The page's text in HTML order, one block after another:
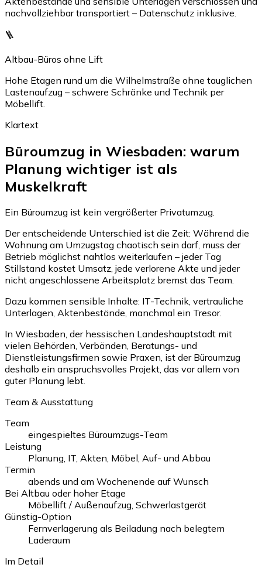
nachvollziehbar transportiert – Datenschutz inklusive.
🪜
Altbau-Büros ohne Lift
Hohe Etagen rund um die Wilhelmstraße ohne tauglichen
Lastenaufzug – schwere Schränke und Technik per
Möbellift.
Klartext
Büroumzug in Wiesbaden: warum
Planung wichtiger ist als
Muskelkraft
Ein Büroumzug ist kein vergrößerter Privatumzug.
Der entscheidende Unterschied ist die Zeit: Während die
Wohnung am Umzugstag chaotisch sein darf, muss der
Betrieb möglichst nahtlos weiterlaufen – jeder Tag
Stillstand kostet Umsatz, jede verlorene Akte und jeder
nicht angeschlossene Arbeitsplatz bremst das Team.
Dazu kommen sensible Inhalte: IT-Technik, vertrauliche
Unterlagen, Aktenbestände, manchmal ein Tresor.
In Wiesbaden, der hessischen Landeshauptstadt mit
vielen Behörden, Verbänden, Beratungs- und
Dienstleistungsfirmen sowie Praxen, ist der Büroumzug
deshalb ein anspruchsvolles Projekt, das vor allem von
guter Planung lebt.
Team & Ausstattung
Team
eingespieltes Büroumzugs-Team
Leistung
Planung, IT, Akten, Möbel, Auf- und Abbau
Termin
abends und am Wochenende auf Wunsch
Bei Altbau oder hoher Etage
Möbellift / Außenaufzug, Schwerlastgerät
Günstig-Option
Fernverlagerung als Beiladung nach belegtem
Laderaum
Im Detail